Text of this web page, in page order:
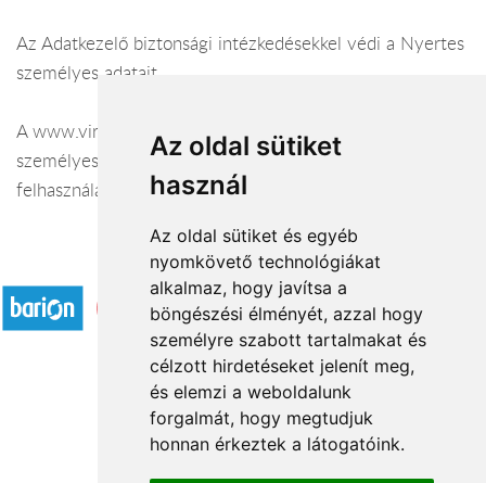
Az oldal sütiket
használ
Az oldal sütiket és egyéb
nyomkövető technológiákat
alkalmaz, hogy javítsa a
böngészési élményét, azzal hogy
személyre szabott tartalmakat és
célzott hirdetéseket jelenít meg,
és elemzi a weboldalunk
forgalmát, hogy megtudjuk
honnan érkeztek a látogatóink.
Az Adatkezelő biztonsági intézkedésekkel védi a Nyertes
személyes adatait.
A www.viragavilagba.hu kijelenti, hogy Nyertes a
személyes adatainak továbbítására, egyéb, bármilyen
felhasználására nem kerül sor.
Elfogadott fizetési módok
Rólunk
Kapcsolat